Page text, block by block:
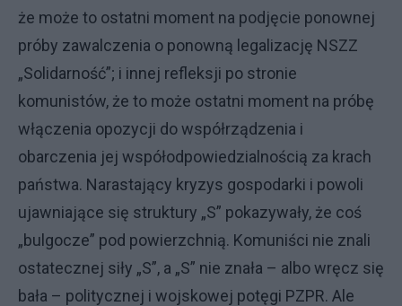
że może to ostatni moment na podjęcie ponownej
próby zawalczenia o ponowną legalizację NSZZ
„Solidarność”; i innej refleksji po stronie
komunistów, że to może ostatni moment na próbę
włączenia opozycji do współrządzenia i
obarczenia jej współodpowiedzialnością za krach
państwa. Narastający kryzys gospodarki i powoli
ujawniające się struktury „S” pokazywały, że coś
„bulgocze” pod powierzchnią. Komuniści nie znali
ostatecznej siły „S”, a „S” nie znała – albo wręcz się
bała – politycznej i wojskowej potęgi PZPR. Ale